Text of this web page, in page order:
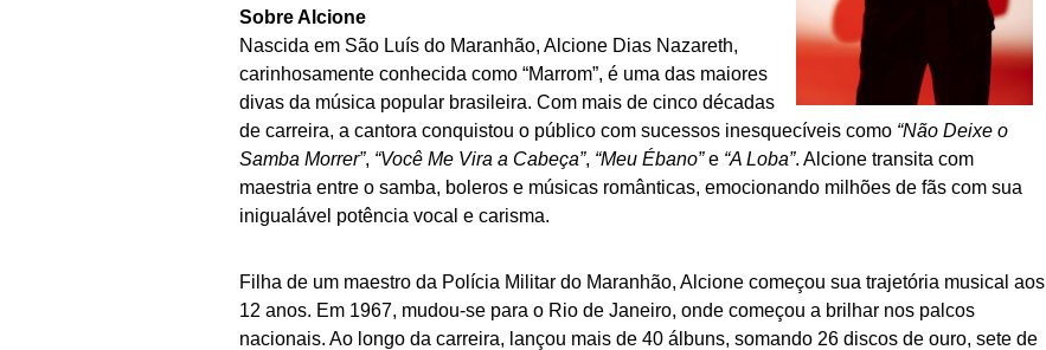
Sobre Alcione
Nascida em São Luís do Maranhão, Alcione Dias Nazareth,
carinhosamente conhecida como “Marrom”, é uma das maiores
divas da música popular brasileira. Com mais de cinco décadas
de carreira, a cantora conquistou o público com sucessos inesquecíveis como “Não Deixe o
Samba Morrer”, “Você Me Vira a Cabeça”, “Meu Ébano”e “A Loba”. Alcione transita com
maestria entre o samba, boleros e músicas românticas, emocionando milhões de fãs com sua
inigualável potência vocal e carisma.
Filha de um maestro da Polícia Militar do Maranhão, Alcione começou sua trajetória musical aos
12 anos. Em 1967, mudou-se para o Rio de Janeiro, onde começou a brilhar nos palcos
nacionais. Ao longo da carreira, lançou mais de 40 álbuns, somando 26 discos de ouro, sete de